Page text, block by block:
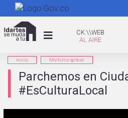
al
CK:\WEB
CK:\\WEB
inicio Multidisciplinar
Parchemos en
#EsCulturaLocal